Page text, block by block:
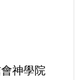
神學院